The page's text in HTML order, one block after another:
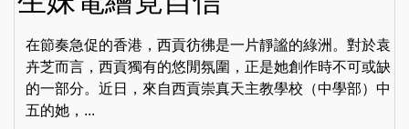
在節奏急促的香港，西貢彷彿是一片靜謐的綠洲。對於袁
卉芝而言，西貢獨有的悠閒氛圍，正是她創作時不可或缺
的一部分。近日，來自西貢崇真天主教學校（中學部）中
五的她，...